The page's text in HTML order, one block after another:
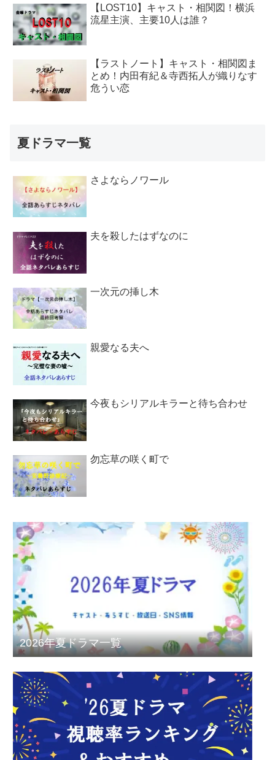
【LOST10】キャスト・相関図！横浜
流星主演、主要10人は誰？
【ラストノート】キャスト・相関図ま
とめ！内田有紀＆寺西拓人が織りなす
危うい恋
夏ドラマ一覧
さよならノワール
夫を殺したはずなのに
一次元の挿し木
親愛なる夫へ
今夜もシリアルキラーと待ち合わせ
勿忘草の咲く町で
2026年夏ドラマ一覧